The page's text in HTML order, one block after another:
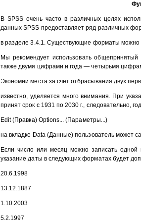
В SPSS очень часто в различных целях
данных SPSS предоставляет ряд различных
в разделе 3.4.1. Существующие форматы можно
Мы рекомендует использовать
также двумя цифрами и года — четырьмя
Экономии места за счет отбрасывания двух
известно, уделяется много внимания. При
принят срок с 1931 по 2030 г., следовательно,
Edit (Правка) Options... (Параметры...)
на вкладке Data (Данные) пользователь может
Если число или месяц можно записать
указание даты в следующих форматах будет
20.6.1998
13.12.1887
1.10.2003
5.2.1997